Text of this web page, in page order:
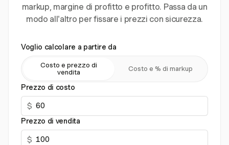
markup, margine di profitto e profitto. Passa da un
modo all'altro per fissare i prezzi con sicurezza.
Voglio calcolare a partire da
Costo e prezzo di
vendita
Costo e % di markup
Prezzo di costo
$
Prezzo di vendita
$